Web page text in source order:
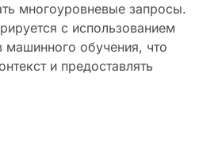
многоуровневые запросы.
с использованием
машинного обучения, что
и предоставлять